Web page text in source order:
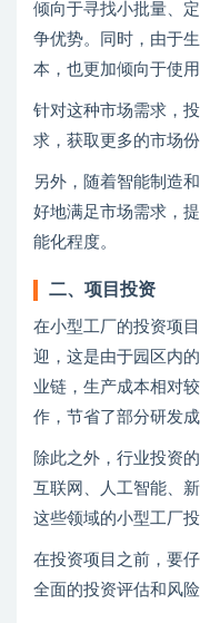
倾向于寻找小批量、
争优势。同时，由于
本，也更加倾向于使用
针对这种市场需求，
求，获取更多的市场
另外，随着智能制造
好地满足市场需求，
能化程度。
二、项目投资
在小型工厂的投资项
迎，这是由于园区内
业链，生产成本相对
作，节省了部分研发成
除此之外，行业投资
互联网、人工智能、
这些领域的小型工厂
在投资项目之前，要
全面的投资评估和风